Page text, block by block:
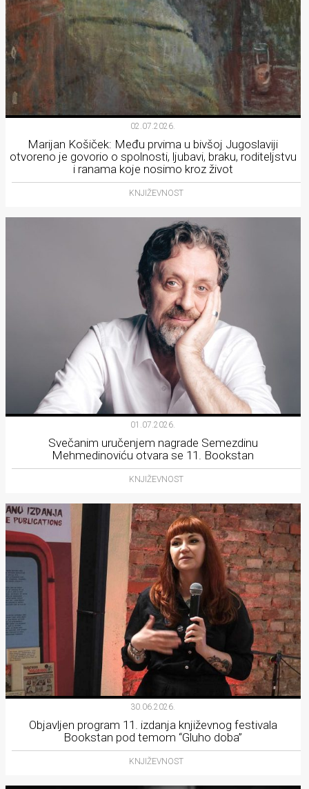
02.07.2026.
Marijan Košiček: Među prvima u bivšoj Jugoslaviji
otvoreno je govorio o spolnosti, ljubavi, braku, roditeljstvu
i ranama koje nosimo kroz život
KNJIŽEVNOST
01.07.2026.
Svečanim uručenjem nagrade Semezdinu
Mehmedinoviću otvara se 11. Bookstan
KNJIŽEVNOST
30.06.2026.
Objavljen program 11. izdanja književnog festivala
Bookstan pod temom “Gluho doba”
KNJIŽEVNOST